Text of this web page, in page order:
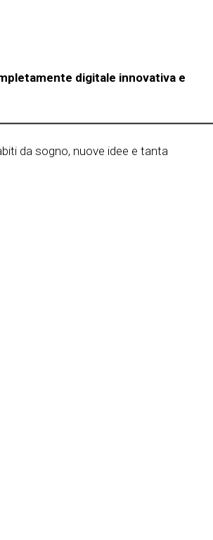
digitale innovativa e
da sogno, nuove idee e tanta